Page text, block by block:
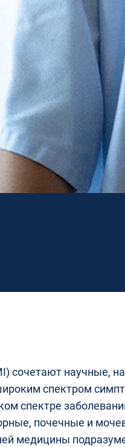
сочетают научные,
спектром
спектре
почечные и
медицины